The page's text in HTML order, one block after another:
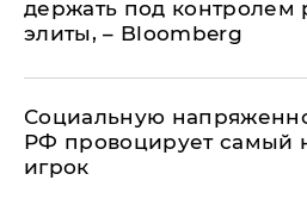
держать под контролем
элиты, – Bloomberg
Социальную
РФ провоцирует самый
игрок